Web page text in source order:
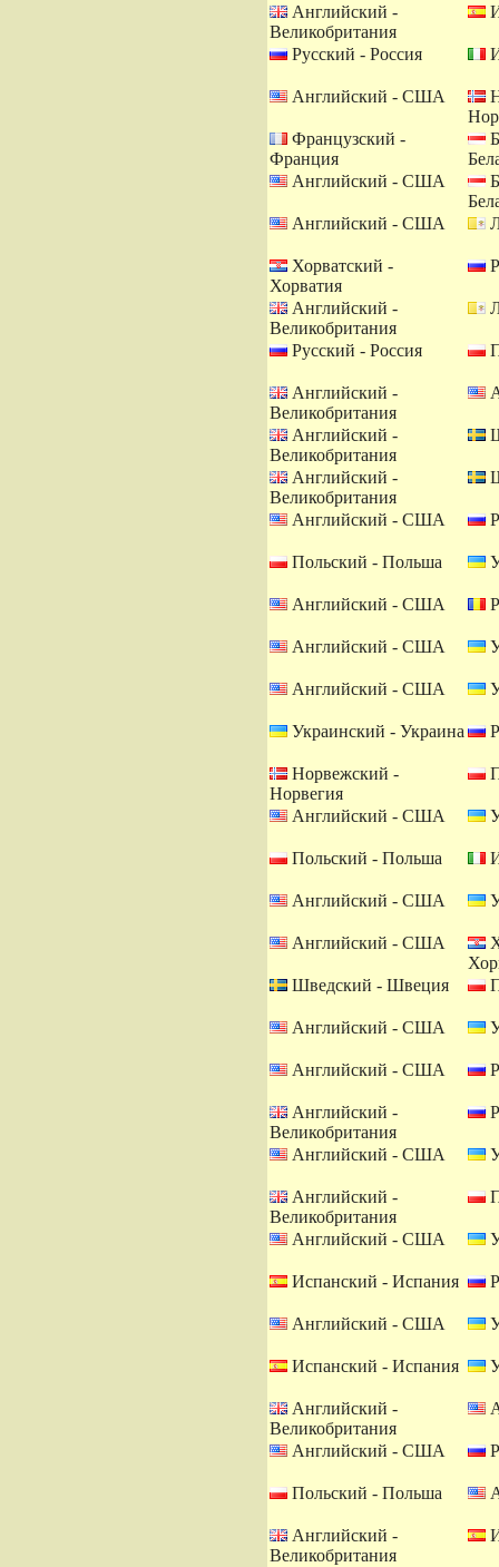
Английский -
Великобритания
Русский - Россия
Английский - США
Французский -
Франция
Английский - США
Английский - США
Хорватский -
Хорватия
Английский -
Великобритания
Русский - Россия
Английский -
Великобритания
Английский -
Великобритания
Английский -
Великобритания
Английский - США
Польский - Польша
Английский - США
Английский - США
Английский - США
Украинский - Украина
Норвежский -
Норвегия
Английский - США
Польский - Польша
Английский - США
Английский - США
Шведский - Швеция
Английский - США
Английский - США
Английский -
Великобритания
Английский - США
Английский -
Великобритания
Английский - США
Испанский - Испания
Английский - США
Испанский - Испания
Английский -
Великобритания
Английский - США
Польский - Польша
Английский -
Великобритания